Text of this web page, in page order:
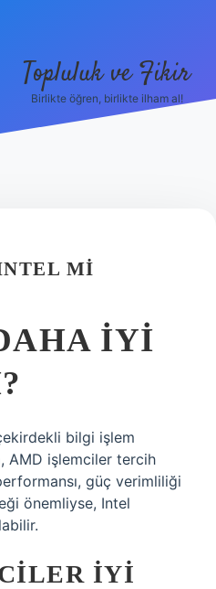
Topluluk ve Fikir
Birlikte öğren, birlikte ilham al!
MI
IYI
bilgi işlem
AMD işlemciler tercih
güç verimliliği
önemliyse, Intel
IYI